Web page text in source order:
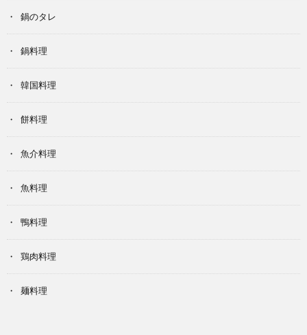
鍋のタレ
鍋料理
韓国料理
餅料理
魚介料理
魚料理
鴨料理
鶏肉料理
麺料理